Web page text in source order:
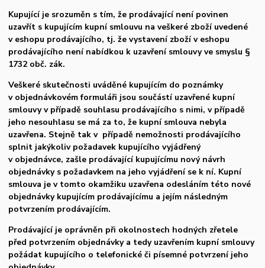
Kupující je srozuměn s tím, že prodávající není povinen
uzavřít s kupujícím kupní smlouvu na veškeré zboží uvedené
v eshopu prodávajícího, tj. že vystavení zboží v eshopu
prodávajícího není nabídkou k uzavření smlouvy ve smyslu §
1732 obč. zák.
Veškeré skutečnosti uváděné kupujícím do poznámky
v objednávkovém formuláři jsou součástí uzavřené kupní
smlouvy v případě souhlasu prodávajícího s nimi, v případě
jeho nesouhlasu se má za to, že kupní smlouva nebyla
uzavřena. Stejně tak v případě nemožnosti prodávajícího
splnit jakýkoliv požadavek kupujícího vyjádřený
v objednávce, zašle prodávající kupujícímu nový návrh
objednávky s požadavkem na jeho vyjádření se k ní. Kupní
smlouva je v tomto okamžiku uzavřena odesláním této nové
objednávky kupujícím prodávajícímu a jejím následným
potvrzením prodávajícím.
Prodávající je oprávněn při okolnostech hodných zřetele
před potvrzením objednávky a tedy uzavřením kupní smlouvy
požádat kupujícího o telefonické či písemné potvrzení jeho